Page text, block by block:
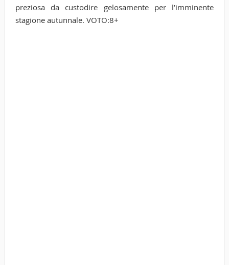
preziosa da custodire gelosamente per l’imminente
stagione autunnale. VOTO:8+